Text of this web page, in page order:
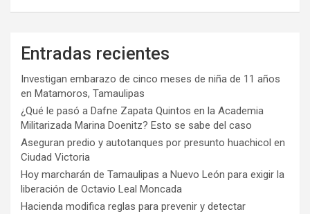
Entradas recientes
Investigan embarazo de cinco meses de niña de 11 años
en Matamoros, Tamaulipas
¿Qué le pasó a Dafne Zapata Quintos en la Academia
Militarizada Marina Doenitz? Esto se sabe del caso
Aseguran predio y autotanques por presunto huachicol en
Ciudad Victoria
Hoy marcharán de Tamaulipas a Nuevo León para exigir la
liberación de Octavio Leal Moncada
Hacienda modifica reglas para prevenir y detectar